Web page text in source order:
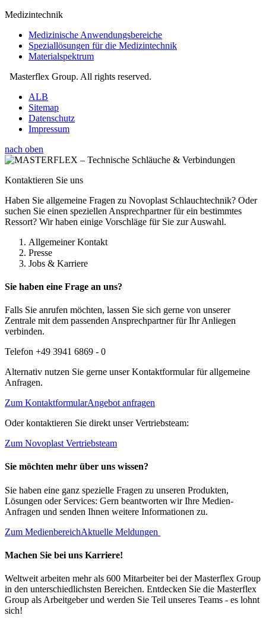
Medizintechnik
Medizinische Anwendungsbereiche
Speziallösungen für die Medizintechnik
Materialspektrum
Masterflex Group. All rights reserved.
ALB
Sitemap
Datenschutz
Impressum
nach oben
Kontaktieren Sie uns
Haben Sie allgemeine Fragen zu Novoplast Schlauchtechnik? Oder
suchen Sie einen speziellen Ansprechpartner für ein bestimmtes
Ressort? Wir haben einige Vorschläge für Sie zur Auswahl.
Allgemeiner Kontakt
Presse
Jobs & Karriere
Sie haben eine Frage an uns?
Falls Sie anrufen möchten, lassen Sie sich gerne von unserer
Zentrale mit dem passenden Ansprechpartner für Ihr Anliegen
verbinden.
Telefon +49 3941 6869 - 0
Alternativ nutzen Sie gerne unser Kontaktformular für allgemeine
Anfragen.
Zum KontaktformularAngebot anfragen
Oder kontaktieren Sie direkt unser Vertriebsteam:
Zum Novoplast Vertriebsteam
Sie möchten mehr über uns wissen?
Sie haben eine ganz spezielle Fragen zu unseren Produkten,
Lösungen oder Services: Gern beantworten wir Ihre Medien-
Anfragen und senden Ihnen weitere Informationen zu.
Zum MedienbereichAktuelle Meldungen
Machen Sie bei uns Karriere!
Weltweit arbeiten mehr als 600 Mitarbeiter bei der Masterflex Group
in den unterschiedlichsten Bereichen. Entdecken Sie die Masterflex
Group als Arbeitgeber und werden Sie Teil unseres Teams - es lohnt
sich!